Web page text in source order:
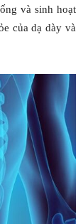
và sinh hoạt
của dạ dày và